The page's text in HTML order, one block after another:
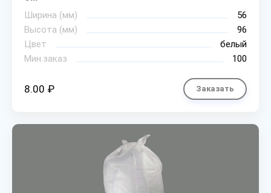
Ширина (мм)
56
Высота (мм)
96
Цвет
белый
Мин.заказ
100
8.00 ₽ Заказать